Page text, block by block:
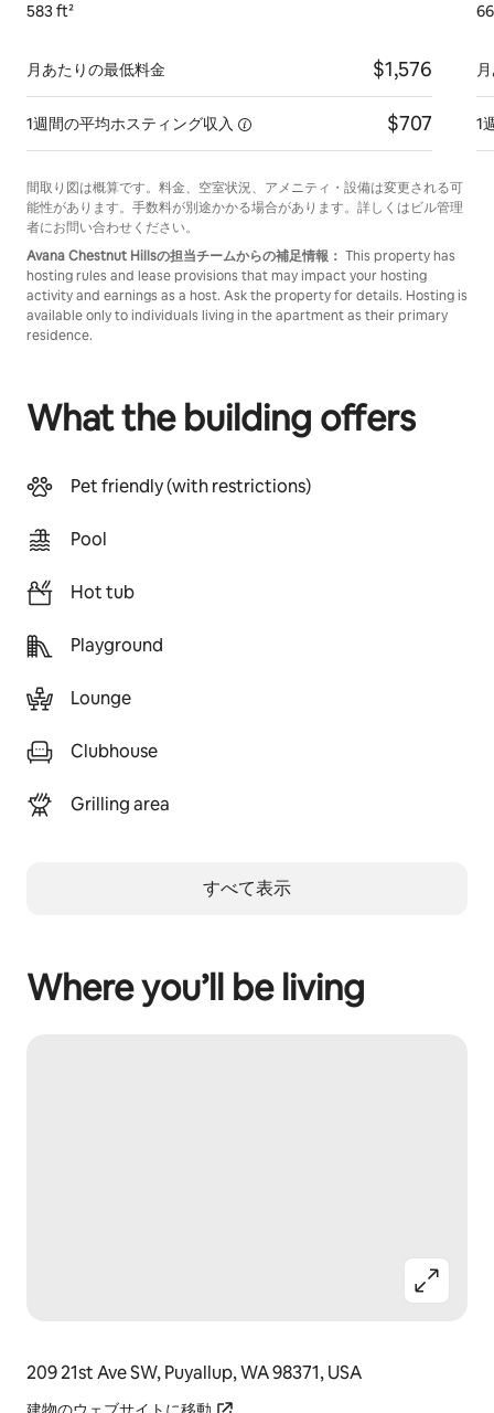
583 ft²
月あたりの最低料金 $1,576
1週間の平均ホスティング収入 $707 1
間取り図は概算です。料金、空室状況、アメニティ・設備は変更される可
能性があります。手数料が別途かかる場合があります。詳しくはビル管理
者にお問い合わせください。
Avana Chestnut Hillsの担当チームからの補足情報： This property has
hosting rules and lease provisions that may impact your hosting
activity and earnings as a host. Ask the property for details. Hosting is
available only to individuals living in the apartment as their primary
residence.
What the building offers
Pet friendly (with restrictions)
Pool
Hot tub
Playground
Lounge
Clubhouse
Grilling area
すべて表示
Where you’ll be living
209 21st Ave SW, Puyallup, WA 98371, USA